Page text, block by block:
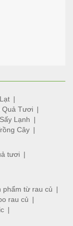
Quả Tươi
Lạnh
Cây
tươi
phẩm từ rau củ
rau củ